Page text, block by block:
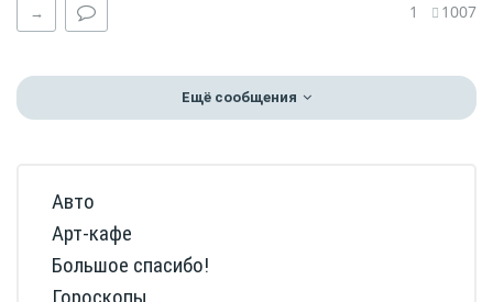
→ 1 1007
Ещё сообщения
Авто
Арт-кафе
Большое спасибо!